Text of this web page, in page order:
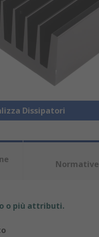
Dissipatori
Normative
o più attributi.